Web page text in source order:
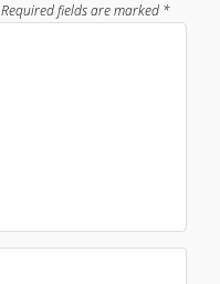
Required fields are marked *